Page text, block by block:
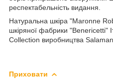
респектабельність видання.
Натуральна шкіра "Maronne
шкіряної фабрики "Benericetti"
Collection виробництва
Приховати